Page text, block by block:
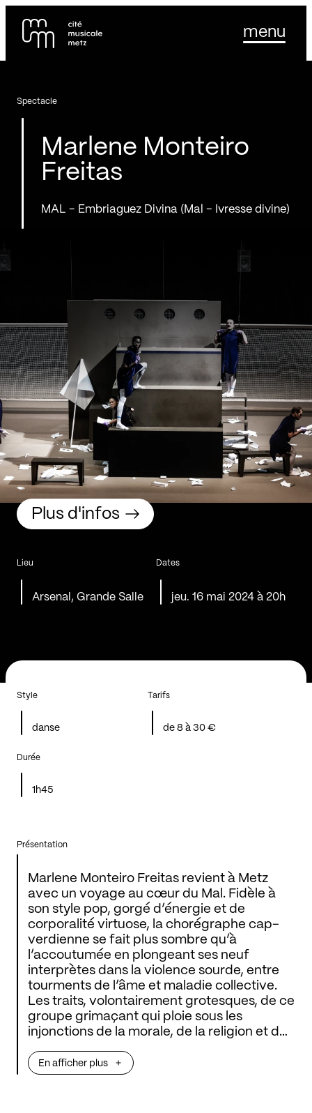
Se rendre au
Contenu principal
menu
Marlene Monteiro
Freitas
MAL - Embriaguez Divina (Mal - Ivresse divine)
Spectacle
Lieu
Arsenal, Grande Salle
Dates
jeu. 16 mai 2024 à 20h
Plus d'infos
Style
danse
Tarifs
de 8 à 30 €
Durée
1h45
Présentation
Marlene Monteiro Freitas revient à Metz
avec un voyage au cœur du Mal. Fidèle à
son style pop, gorgé d’énergie et de
corporalité virtuose, la chorégraphe cap-
verdienne se fait plus sombre qu’à
l’accoutumée en plongeant ses neuf
interprètes dans la violence sourde, entre
tourments de l’âme et maladie collective.
Les traits, volontairement grotesques, de ce
groupe grimaçant qui ploie sous les
injonctions de la morale, de la religion et des
contemporain dans lequel se distinguent
des êtres pris d’hallucinations dans le
En afficher plus